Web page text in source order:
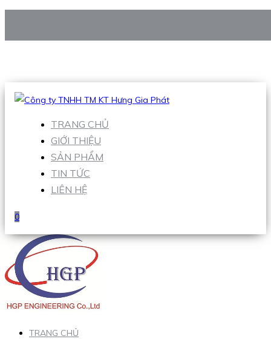
Hotline:0938 906 663
TRANG CHỦ
GIỚI THIỆU
SẢN PHẨM
TIN TỨC
LIÊN HỆ
0
TRANG CHỦ